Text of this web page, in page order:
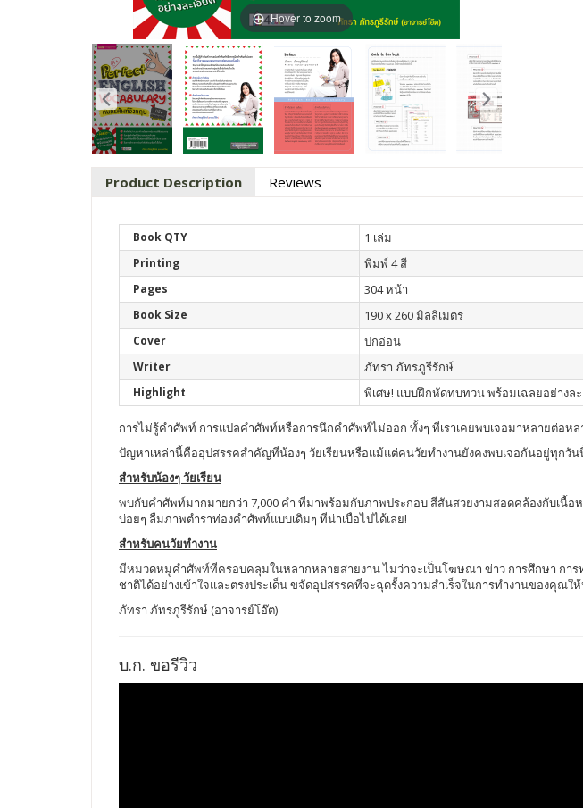
Hover to zoom
Product Description Reviews
Book QTY 1 เล่ม
Printing พิมพ์ 4 สี
Pages 304 หน้า
Book Size 190 x 260 มิลลิเมตร
Cover ปกอ่อน
Writer ภัทรา ภัทรภูรีรักษ์
Highlight พิเศษ! แบบฝึกหัดทบทวน พร้อมเฉลยอย่างละ
การไม่รู้คำศัพท์ การแปลคำศัพท์หรือการนึกคำศัพท์ไม่ออก ทั้งๆ ที่เราเคยพบเจอมาหลายต่อหล
ปัญหาเหล่านี้คืออุปสรรคสำคัญที่น้องๆ วัยเรียนหรือแม้แต่คนวัยทำงานยังคงพบเจอกันอยู่ทุก
สำหรับน้องๆ วัยเรียน
พบกับคำศัพท์มากมายกว่า 7,000 คำ ที่มาพร้อมกับภาพประกอบ สีสันสวยงามสอดคล้องกับเ
บ่อยๆ ลืมภาพตำราท่องคำศัพท์แบบเดิมๆ ที่น่าเบื่อไปได้เลย!
สำหรับคนวัยทำงาน
มีหมวดหมู่คำศัพท์ที่ครอบคลุมในหลากหลายสายงาน ไม่ว่าจะเป็นโฆษณา ข่าว การศึกษา กา
ชาติได้อย่างเข้าใจและตรงประเด็น ขจัดอุปสรรคที่จะฉุดรั้งความสำเร็จในการทำงานของคุณ
ภัทรา ภัทรภูรีรักษ์ (อาจารย์โอ๊ต)
บ.ก. ขอรีวิว